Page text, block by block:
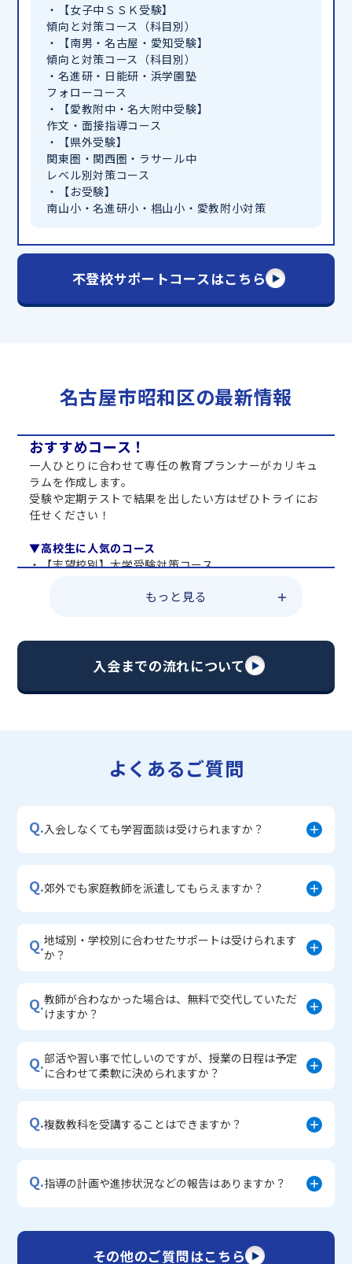
・【女子中ＳＳＫ受験】
傾向と対策コース（科目別）
・【南男・名古屋・愛知受験】
傾向と対策コース（科目別）
・名進研・日能研・浜学園塾
フォローコース
・【愛教附中・名大附中受験】
作文・面接指導コース
・【県外受験】
関東圏・関西圏・ラサール中
レベル別対策コース
・【お受験】
南山小・名進研小・椙山小・愛教附小対策
不登校サポートコースはこちら
名古屋市昭和区の最新情報
おすすめコース！
一人ひとりに合わせて専任の教育プランナーがカリキュ
ラムを作成します。
受験や定期テストで結果を出したい方はぜひトライにお
任せください！
▼高校生に人気のコース
・【志望校別】大学受験対策コース
・総合型選抜直前対策コース
・【志望校別】公立・私立高校受験対策コース
・宿題サポートコース
・学習習慣定着コース
もっと見る
入会までの流れについて
よくあるご質問
Q.入会しなくても学習面談は受けられますか？
Q.郊外でも家庭教師を派遣してもらえますか？
Q.地域別・学校別に合わせたサポートは受けられます
か？
Q.教師が合わなかった場合は、無料で交代していただ
けますか？
Q.部活や習い事で忙しいのですが、授業の日程は予定
に合わせて柔軟に決められますか？
Q.複数教科を受講することはできますか？
Q.指導の計画や進捗状況などの報告はありますか？
その他のご質問はこちら